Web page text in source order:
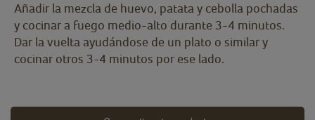
Añadir la mezcla de huevo, patata y cebolla pochadas
y cocinar a fuego medio-alto durante 3-4 minutos.
Dar la vuelta ayudándose de un plato o similar y
cocinar otros 3-4 minutos por ese lado.